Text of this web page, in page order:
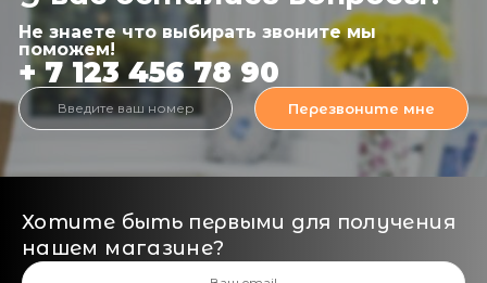
Не знаете что выбирать звоните мы
поможем!
+ 7 123 456 78 90
Перезвоните мне
Хотите быть первыми для получения
нашем магазине?